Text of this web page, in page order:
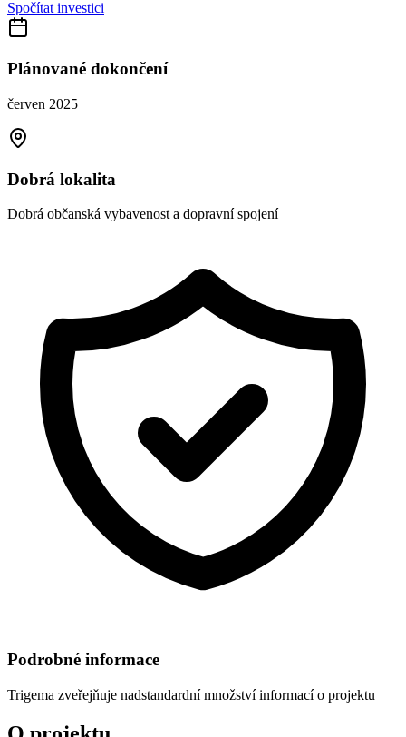
Spočítat investici
Plánované dokončení
červen 2025
Dobrá lokalita
Dobrá občanská vybavenost a dopravní spojení
Podrobné informace
Trigema zveřejňuje nadstandardní množství informací o projektu